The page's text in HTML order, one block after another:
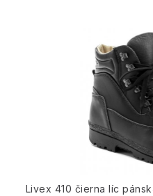
Livex 410 čierna líc